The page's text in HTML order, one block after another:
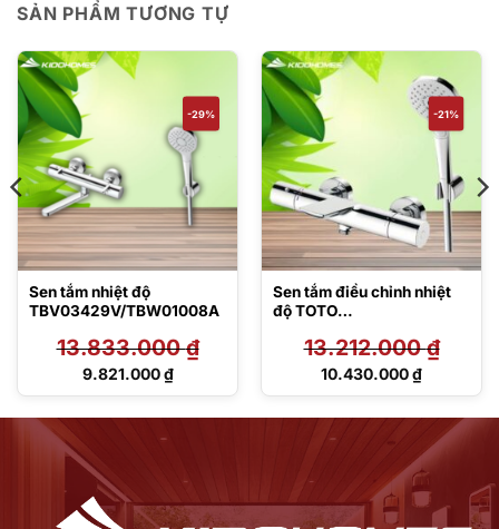
SẢN PHẨM TƯƠNG TỰ
-29%
Sen tắm nhiệt độ
TBV03429V/TBW01008A
13.833.000₫
Giá
9.821.000₫
Giá
-21%
Sen tắm điều chỉnh nhiệt
độ TOTO
13.212.000₫
Giá
13.212.000 ₫.
10.430.000₫
Giá
10.430.000 ₫.